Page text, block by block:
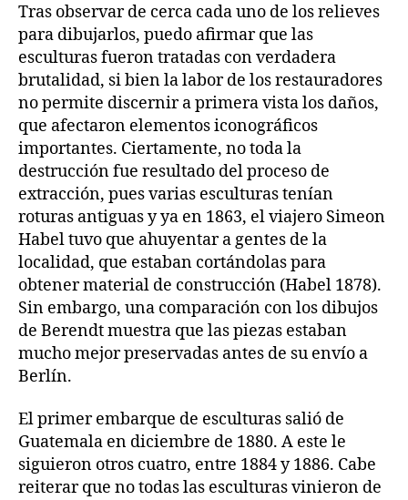
Tras observar de cerca cada uno de los relieves
para dibujarlos, puedo afirmar que las
esculturas fueron tratadas con verdadera
brutalidad, si bien la labor de los restauradores
no permite discernir a primera vista los daños,
que afectaron elementos iconográficos
importantes. Ciertamente, no toda la
destrucción fue resultado del proceso de
extracción, pues varias esculturas tenían
roturas antiguas y ya en 1863, el viajero Simeon
Habel tuvo que ahuyentar a gentes de la
localidad, que estaban cortándolas para
obtener material de construcción (Habel 1878).
Sin embargo, una comparación con los dibujos
de Berendt muestra que las piezas estaban
mucho mejor preservadas antes de su envío a
Berlín.
El primer embarque de esculturas salió de
Guatemala en diciembre de 1880. A este le
siguieron otros cuatro, entre 1884 y 1886. Cabe
reiterar que no todas las esculturas vinieron de